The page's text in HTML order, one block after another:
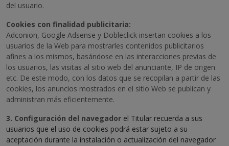
del usuario.
Cookies con finalidad publicitaria:
Adconion, Google Adsense y Dobleclick insertan cookies a los
usuarios de la Web para mostrarles contenidos publicitarios
afines a los mismos, basándose en las interacciones previas de
los usuarios, las visitas al sitio web del anunciante, IP de origen
etc. De este modo, con los datos que se recopilan a partir de las
cookies, los anuncios mostrados en el sitio Web se publican y
administran más eficientemente.
3. Configuración del navegador el Titular recuerda a sus
usuarios que el uso de cookies podrá estar sujeto a su
aceptación durante la instalación o actualización del navegador